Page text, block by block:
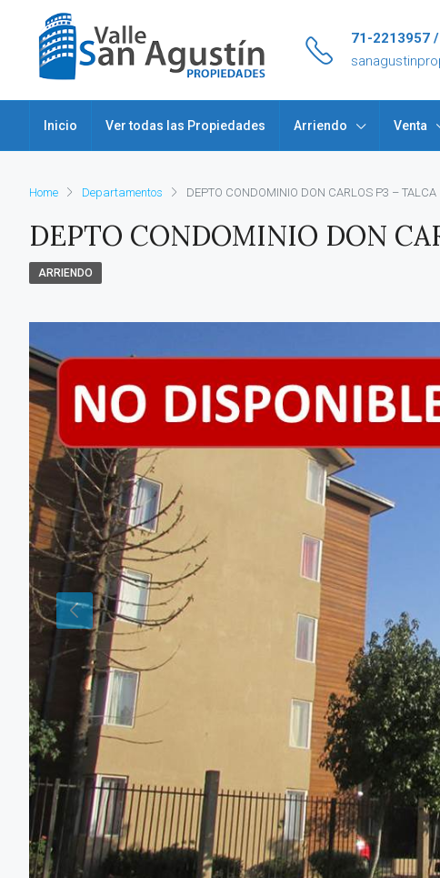
71-2213957
Inicio Ver todas las Propiedades Arriendo Venta
Home Departamentos DEPTO CONDOMINIO DON CARLOS P3 – TALCA
DEPTO CONDOMINIO DON
ARRIENDO